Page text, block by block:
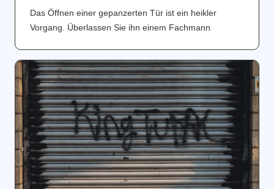
Das Öffnen einer gepanzerten Tür ist ein heikler
Vorgang. Überlassen Sie ihn einem Fachmann